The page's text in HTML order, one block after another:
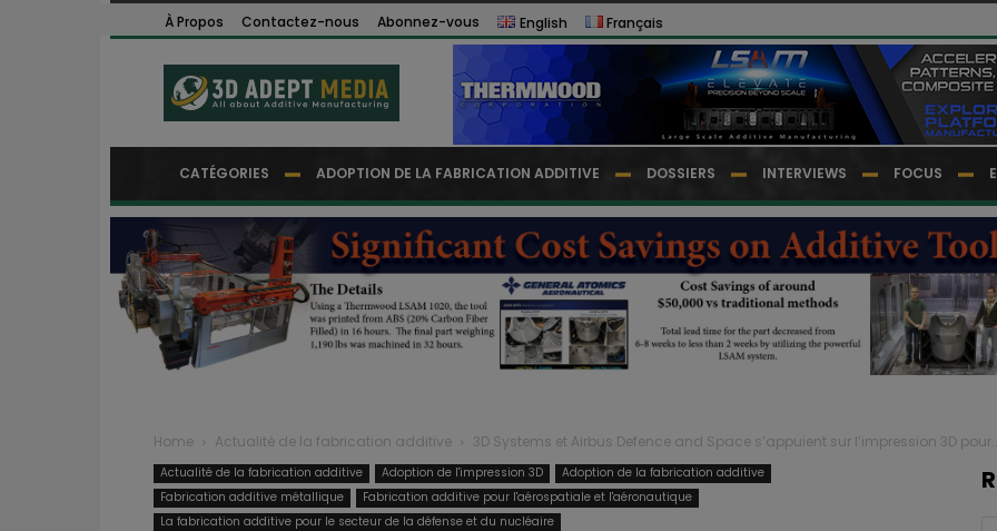
À Propos Contactez-nous Abonnez-vous English Français
CATÉGORIES ADOPTION DE LA FABRICATION ADDITIVE DOSSIERS INTERVIEWS FOCUS
Home Actualité de la fabrication additive 3D Systems et Airbus Defence and Space s’appuient sur l’impression 3D
Actualité de la fabrication additive Adoption de l'impression 3D
Adoption de la fabrication additive
Fabrication additive métallique
Fabrication additive pour l'aérospatiale et l'aéronautique
La fabrication additive pour le secteur de la défense et du nucléaire